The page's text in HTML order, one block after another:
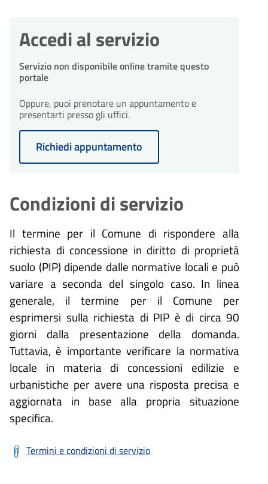
Accedi al servizio
Servizio non disponibile online tramite questo
portale
Oppure, puoi prenotare un appuntamento e
presentarti presso gli uffici.
Richiedi appuntamento
Condizioni di servizio
Il termine per il Comune di rispondere alla
richiesta di concessione in diritto di proprietà
suolo (PIP) dipende dalle normative locali e può
variare a seconda del singolo caso. In linea
generale, il termine per il Comune per
esprimersi sulla richiesta di PIP è di circa 90
giorni dalla presentazione della domanda.
Tuttavia, è importante verificare la normativa
locale in materia di concessioni edilizie e
urbanistiche per avere una risposta precisa e
aggiornata in base alla propria situazione
specifica.
Termini e condizioni di servizio